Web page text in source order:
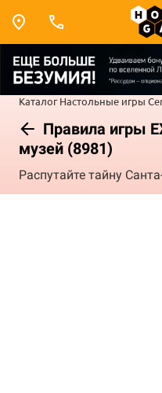
Каталог Настольные игры
Правила игры
музей (8981)
Распутайте тайну